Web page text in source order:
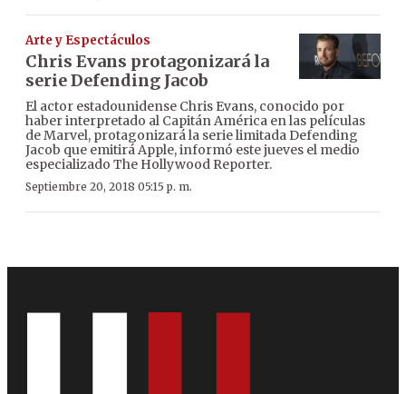
Arte y Espectáculos
Chris Evans protagonizará la
serie Defending Jacob
El actor estadounidense Chris Evans, conocido por
haber interpretado al Capitán América en las películas
de Marvel, protagonizará la serie limitada Defending
Jacob que emitirá Apple, informó este jueves el medio
especializado The Hollywood Reporter.
Septiembre 20, 2018 05:15 p. m.